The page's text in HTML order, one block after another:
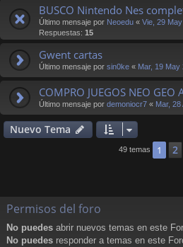
BUSCO Nintendo Nes
Último mensaje por Neoedu « Vie, 29
Respuestas: 15
Gwent cartas
Último mensaje por sin0ke « Mar, 19 May
COMPRO JUEGOS NEO GEO
Último mensaje por demoniocr7 « Mar,
Nuevo Tema
49 temas 1 2
Permisos del foro
No puedes abrir nuevos temas en este
No puedes responder a temas en este